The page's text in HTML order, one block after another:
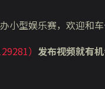
小型娱乐赛，欢迎和
） 发布视频就有